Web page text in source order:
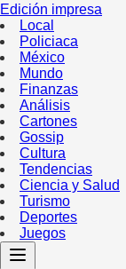
Edición impresa
Local
Policiaca
México
Mundo
Finanzas
Análisis
Cartones
Gossip
Cultura
Tendencias
Ciencia y Salud
Turismo
Deportes
Juegos